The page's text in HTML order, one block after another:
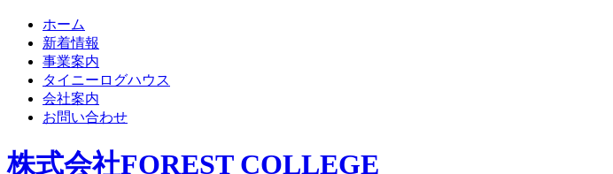
ホーム
新着情報
事業案内
タイニーログハウス
会社案内
お問い合わせ
株式会社FOREST COLLEGE